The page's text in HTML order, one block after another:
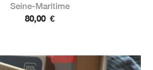
Seine-Maritime
80,00 €